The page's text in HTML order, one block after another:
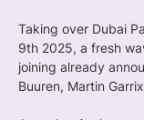
Taking over Dubai
9th 2025, a fresh
joining already
Buuren, Martin